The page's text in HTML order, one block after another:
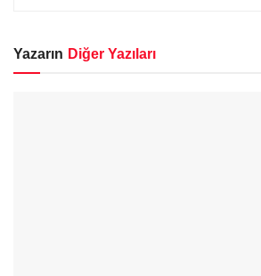
Yazarın Diğer Yazıları